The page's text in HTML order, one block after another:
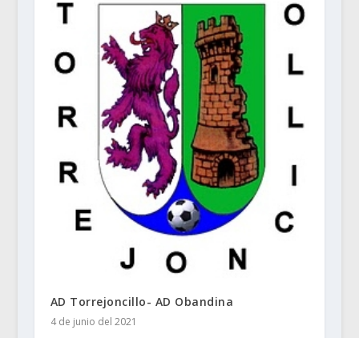
AD Torrejoncillo- AD Obandina
4 de junio del 2021